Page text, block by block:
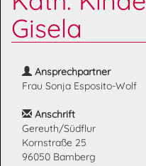
Gisela
Ansprechpartner
Frau Sonja Esposito-Wolf
Anschrift
Gereuth/Südflur
Kornstraße 25
96050 Bamberg